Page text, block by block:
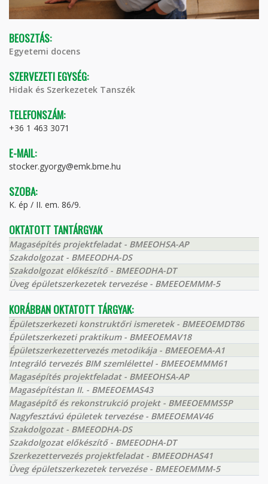
BEOSZTÁS:
Egyetemi docens
SZERVEZETI EGYSÉG:
Hidak és Szerkezetek Tanszék
TELEFONSZÁM:
+36 1 463 3071
E-MAIL:
stocker.gyorgy@emk.bme.hu
SZOBA:
K. ép / II. em. 86/9.
OKTATOTT TANTÁRGYAK
Magasépítés projektfeladat - BMEEOHSA-AP
Szakdolgozat - BMEEODHA-DS
Szakdolgozat előkészítő - BMEEODHA-DT
Üveg épületszerkezetek tervezése - BMEEOEMMM-5
KORÁBBAN OKTATOTT TÁRGYAK:
Épületszerkezeti konstruktőri ismeretek - BMEEOEMDT86
Épületszerkezeti praktikum - BMEEOEMAV18
Épületszerkezettervezés metodikája - BMEEOEMA-A1
Integráló tervezés BIM szemlélettel - BMEEOEMMM61
Magasépítés projektfeladat - BMEEOHSA-AP
Magasépítéstan II. - BMEEOEMAS43
Magasépítő és rekonstrukció projekt - BMEEOEMMS5P
Nagyfesztávú épületek tervezése - BMEEOEMAV46
Szakdolgozat - BMEEODHA-DS
Szakdolgozat előkészítő - BMEEODHA-DT
Szerkezettervezés projektfeladat - BMEEODHAS41
Üveg épületszerkezetek tervezése - BMEEOEMMM-5